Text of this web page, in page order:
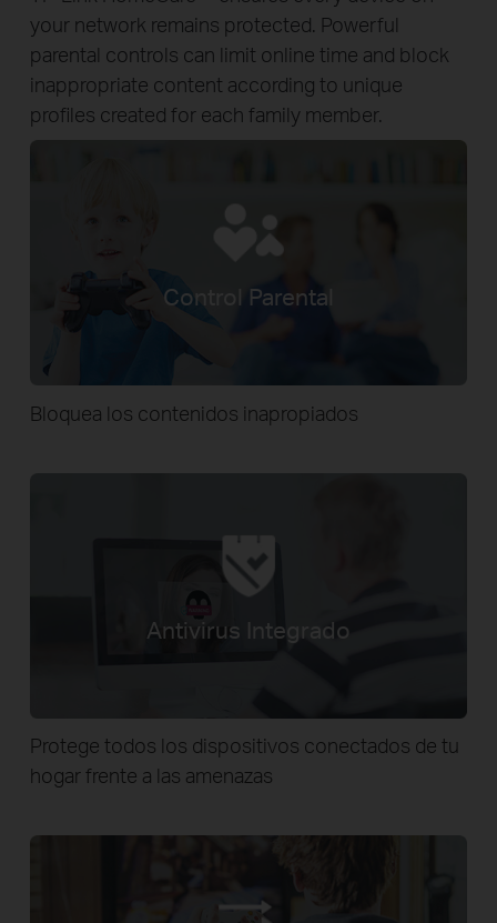
your network remains protected. Powerful
parental controls can limit online time and block
inappropriate content according to unique
profiles created for each family member.
Control Parental
Bloquea los contenidos inapropiados
Antivirus Integrado
Protege todos los dispositivos conectados de tu
hogar frente a las amenazas